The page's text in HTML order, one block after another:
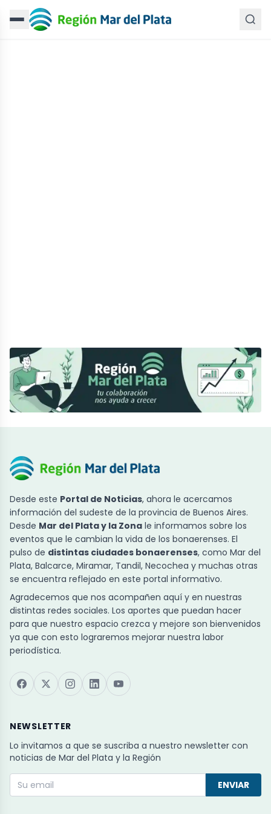
Desde este Portal de Noticias, ahora le acercamos
información del sudeste de la provincia de Buenos Aires.
Desde Mar del Plata y la Zona le informamos sobre los
eventos que le cambian la vida de los bonaerenses. El
pulso de distintas ciudades bonaerenses, como Mar del
Plata, Balcarce, Miramar, Tandil, Necochea y muchas otras
se encuentra reflejado en este portal informativo.
Agradecemos que nos acompañen aquí y en nuestras
distintas redes sociales. Los aportes que puedan hacer
para que nuestro espacio crezca y mejore son bienvenidos
ya que con esto lograremos mejorar nuestra labor
periodística.
NEWSLETTER
Lo invitamos a que se suscriba a nuestro newsletter con
noticias de Mar del Plata y la Región
ENVIAR